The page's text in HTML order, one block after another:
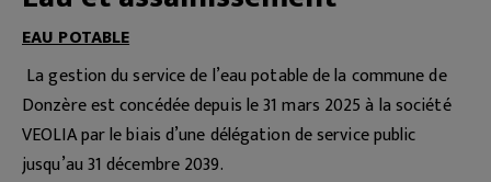
EAU POTABLE
La gestion du service de l’eau potable de la commune de
Donzère est concédée depuis le 31 mars 2025 à la société
VEOLIA par le biais d’une délégation de service public
jusqu’au 31 décembre 2039.